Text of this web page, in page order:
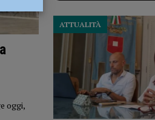
oggi,
ATTUALITÀ